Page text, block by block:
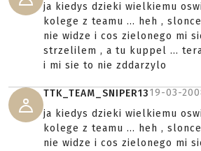
ja kiedys dzieki wielkiemu
kolege z teamu ... heh ,
nie widze i cos zielonego mi
strzelilem , a tu kuppel ...
i mi sie to nie zddarzylo
TTK_TEAM_SNIPER1319-03-
ja kiedys dzieki wielkiemu
kolege z teamu ... heh ,
nie widze i cos zielonego mi